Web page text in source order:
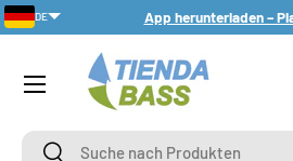
DIREKT ZUM INHALT
App herunterladen –
SucheSuche
DE